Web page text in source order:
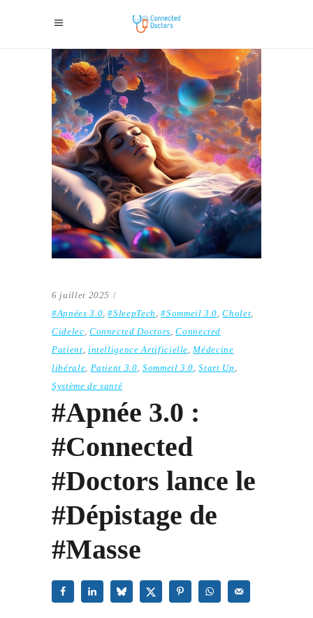
6 juillet 2025
#Apnées 3.0,#SleepTech ,#Sommeil 3.0,Cholet,
Cidelec, Connected Doctors,Connected
Patient, intelligence Artificielle,Médecine
libérale, Patient 3.0, Sommeil 3.0,Start Up ,
Système de santé
#Apnée 3.0 :
#Connected
#Doctors lance le
#Dépistage de
#Masse